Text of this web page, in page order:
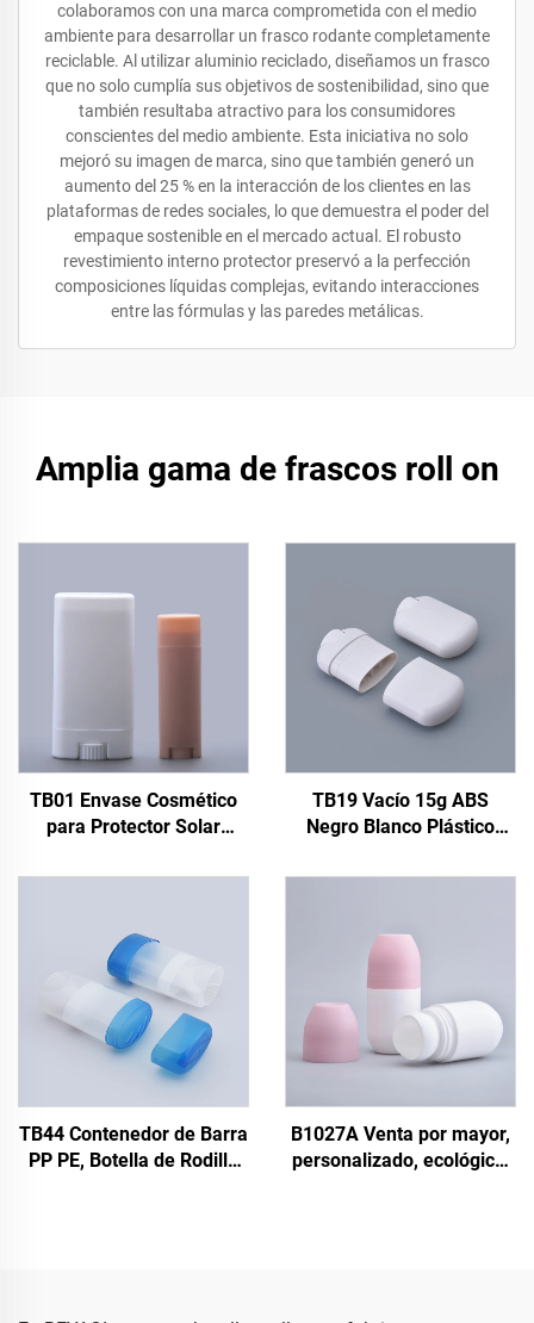
colaboramos con una marca comprometida con el medio
ambiente para desarrollar un frasco rodante completamente
reciclable. Al utilizar aluminio reciclado, diseñamos un frasco
que no solo cumplía sus objetivos de sostenibilidad, sino que
también resultaba atractivo para los consumidores
conscientes del medio ambiente. Esta iniciativa no solo
mejoró su imagen de marca, sino que también generó un
aumento del 25 % en la interacción de los clientes en las
plataformas de redes sociales, lo que demuestra el poder del
empaque sostenible en el mercado actual. El robusto
revestimiento interno protector preservó a la perfección
composiciones líquidas complejas, evitando interacciones
entre las fórmulas y las paredes metálicas.
Amplia gama de frascos roll on
TB01 Envase Cosmético
para Protector Solar
Desodorante, Botella Roll-
Stick, Embalaje para
Desodorante PP Botella
para Desodorante
TB19 Vacío 15g ABS
Negro Blanco Plástico
Desodorante Perfume
Botella Gel Desodorante
Tubo
TB44 Contenedor de Barra
PP PE, Botella de Rodillo
B1027A Venta por mayor,
personalizado, ecológico,